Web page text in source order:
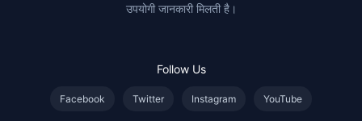
उपयोगी जानकारी मिलती है।
Follow Us
Facebook Twitter Instagram YouTube